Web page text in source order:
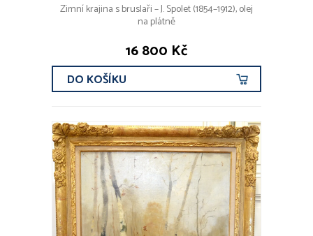
Zimní krajina s bruslaři – J. Spolet (1854–1912), olej
na plátně
16 800 Kč
DO KOŠÍKU